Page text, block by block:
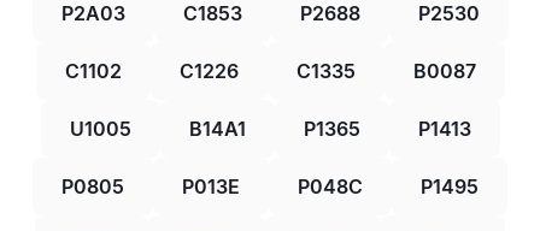
P2A03 C1853 P2688 P2530
C1102 C1226 C1335 B0087
U1005 B14A1 P1365 P1413
P0805 P013E P048C P1495